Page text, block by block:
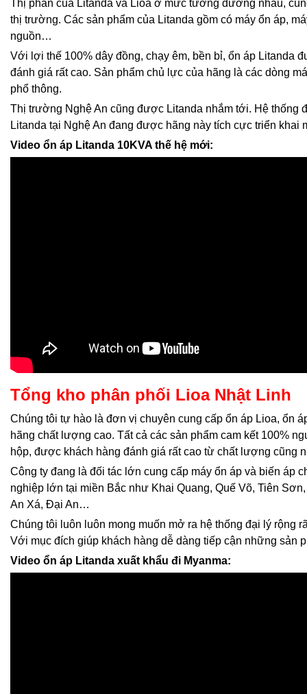
Thị phần của Litanda và Lioa ở mức tương đương nhau,
thị trường. Các sản phẩm của Litanda gồm có máy ổn áp,
nguồn…
Với lợi thế 100% dây đồng, chạy êm, bền bỉ, ổn áp Litanda
đánh giá rất cao. Sản phẩm chủ lực của hãng là các dòng
phổ thông.
Thị trường Nghệ An cũng được Litanda nhắm tới. Hệ thống
Litanda tại Nghệ An đang được hãng này tích cực triển khai
Video ổn áp Litanda 10KVA thế hệ mới:
Tổng kho phân phối Lioa Nhật Linh
Chúng tôi tự hào là đơn vị chuyên cung cấp ổn áp Lioa, ổn
hãng chất lượng cao. Tất cả các sản phẩm cam kết 100%
hộp, được khách hàng đánh giá rất cao từ chất lượng cũng
Công ty đang là đối tác lớn cung cấp máy ổn áp và biến áp
nghiệp lớn tại miền Bắc như Khai Quang, Quế Võ, Tiên
An Xá, Đại An…
Chúng tôi luôn luôn mong muốn mở ra hệ thống đại lý rộng
Với mục đích giúp khách hàng dễ dàng tiếp cận những sản
Video ổn áp Litanda xuất khẩu đi Myanma: